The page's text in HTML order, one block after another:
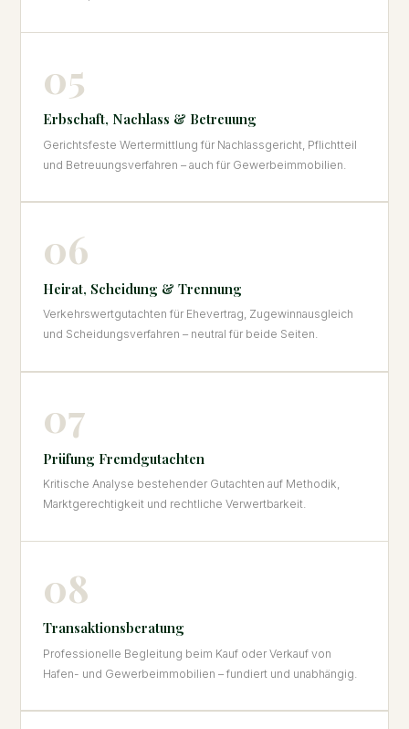
05
Erbschaft, Nachlass & Betreuung
Gerichtsfeste Wertermittlung für Nachlassgericht, Pflichtteil
und Betreuungsverfahren – auch für Gewerbeimmobilien.
06
Heirat, Scheidung & Trennung
Verkehrswertgutachten für Ehevertrag, Zugewinnausgleich
und Scheidungsverfahren – neutral für beide Seiten.
07
Prüfung Fremdgutachten
Kritische Analyse bestehender Gutachten auf Methodik,
Marktgerechtigkeit und rechtliche Verwertbarkeit.
08
Transaktionsberatung
Professionelle Begleitung beim Kauf oder Verkauf von
Hafen- und Gewerbeimmobilien – fundiert und unabhängig.